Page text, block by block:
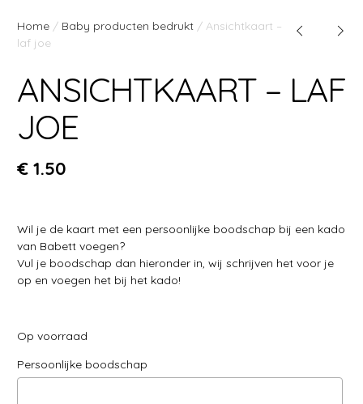
Home / Baby producten bedrukt / Ansichtkaart –
laf joe
ANSICHTKAART – LAF
JOE
€ 1.50
Wil je de kaart met een persoonlijke boodschap bij een kado
van Babett voegen?
Vul je boodschap dan hieronder in, wij schrijven het voor je
op en voegen het bij het kado!
Op voorraad
Persoonlijke boodschap